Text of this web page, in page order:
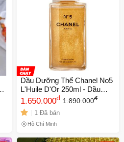
Dầu Dưỡng Thể Chanel No5
L'Huile D'Or 250ml - Dầu
Dưỡng Giúp Làm Mềm Da,
Chăm Sóc Da Cao Cấp
Chính Hãng từ Pháp
1.650.000đ 1.890.000đ
1 Đã bán
Hồ Chí Minh